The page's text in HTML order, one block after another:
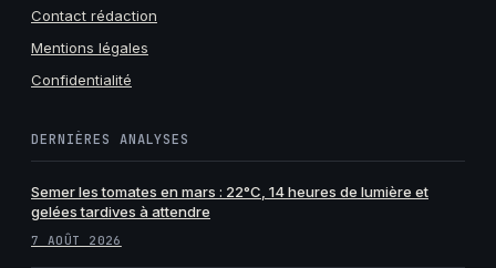
Contact rédaction
Mentions légales
Confidentialité
DERNIÈRES ANALYSES
Semer les tomates en mars : 22°C, 14 heures de lumière et
gelées tardives à attendre
7 AOÛT 2026